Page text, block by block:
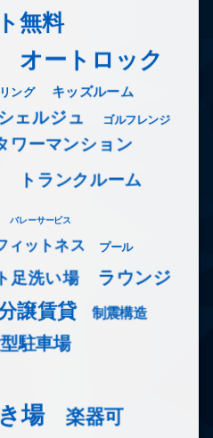
無料
オートロック
ング キッズルーム
ェルジュ ゴルフレンジ
ワーマンション
トランクルーム
バレーサービス
ィットネス プール
足洗い場 ラウンジ
譲賃貸 制震構造
駐車場
場
楽器可